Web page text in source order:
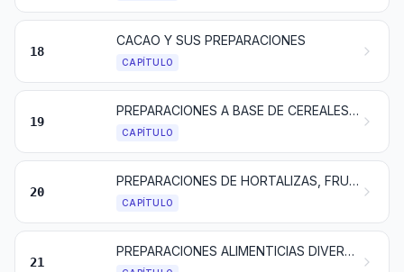
18
CACAO Y SUS PREPARACIONES
CAPÍTULO
19
PREPARACIONES A BASE DE CEREALES, HARINA, ALMIDÓN, FÉCULA O LECHE; PRODUCTOS DE PASTELERÍA
CAPÍTULO
20
PREPARACIONES DE HORTALIZAS, FRUTAS U OTROS FRUTOS O DEMÁS PARTES DE PLANTAS
CAPÍTULO
21
PREPARACIONES ALIMENTICIAS DIVERSAS